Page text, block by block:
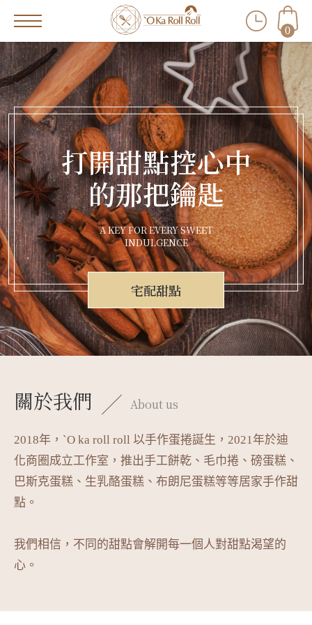
0
打開甜點控心中
的那把鑰匙
A KEY FOR EVERY SWEET
INDULGENCE
宅配甜點
關於我們 About us
2018年，`O ka roll roll 以手作蛋捲誕生，2021年於迪
化商圈成立工作室，推出手工餅乾、毛巾捲、磅蛋糕、
巴斯克蛋糕、生乳酪蛋糕、布朗尼蛋糕等等居家手作甜
點。
我們相信，不同的甜點會解開每一個人對甜點渴望的
心。